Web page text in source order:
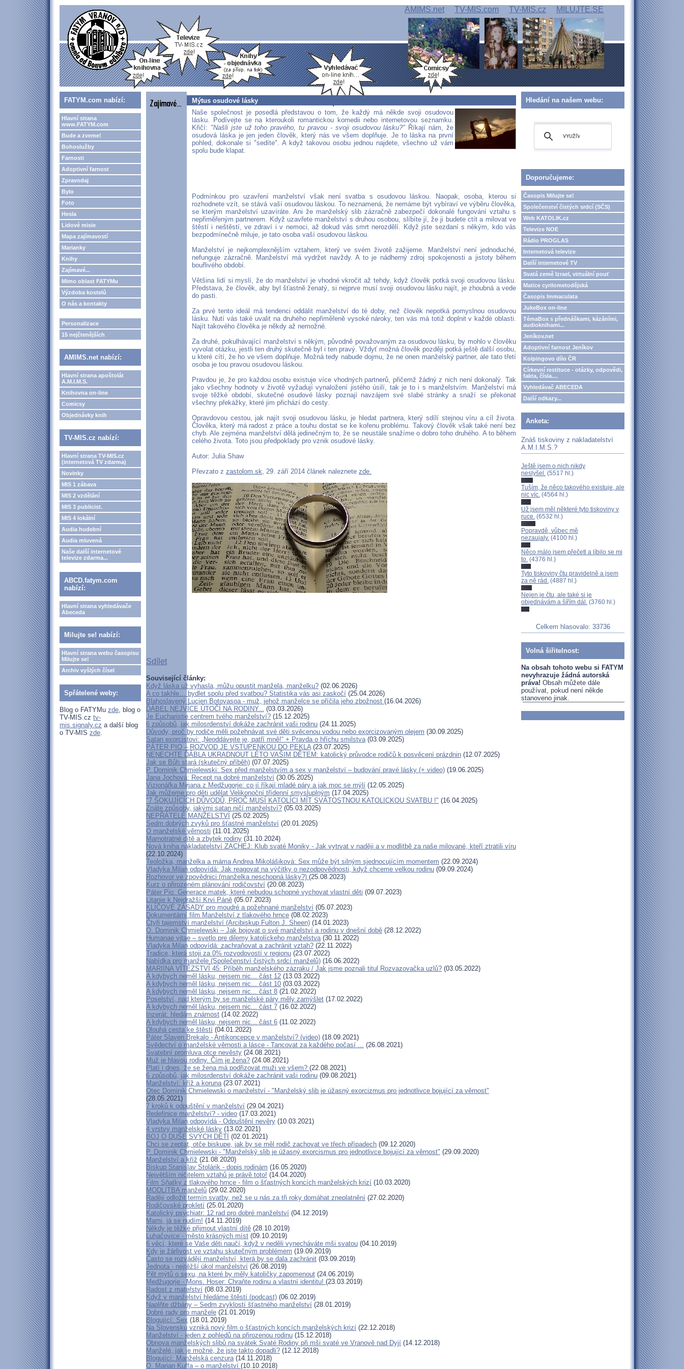
AMIMS.net TV-MIS.com TV-MIS.cz MILUJTE.SE
FATYM.com nabízí:
Hlavní strana
www.FATYM.com
Bude a zveme!
Bohoslužby
Farnosti
Adoptivní farnost
Zpravodaj
Bylo
Foto
Hesla
Lidové misie
Mapa zajímavostí
Marianky
Knihy
Zajímavé...
Mimo oblast FATYMu
Výzdoba kostelů
O nás a kontakty
Personalizace
15 nejčtenějších
AMIMS.net nabízí:
Hlavní strana apoštolát
A.M.I.M.S.
Knihovna on-line
Comicsy
Objednávky knih
TV-MIS.cz nabízí:
Hlavní strana TV-MIS.cz
(internetová TV zdarma)
Novinky
MIS 1 zábava
MIS 2 vzdělání
MIS 3 publicist.
MIS 4 lokální
Audia hudební
Audia mluvená
Naše další internetové
televize zdarma...
ABCD.fatym.com
nabízí:
Hlavní strana vyhledávače
Abeceda
Milujte se! nabízí:
Hlavní strana webu časopisu
Milujte se!
Archiv vyšlých čísel
Spřátelené weby:
Blog o FATYMu zde, blog o
TV-MIS.cz tv-
mis.signaly.cz a další blog
o TV-MIS zde.
Mýtus osudové lásky
Naše společnost je posedlá představou o tom, že každý má někde svoji osudovou
lásku. Podívejte se na kteroukoli romantickou komedii nebo internetovou seznamku.
Křičí: "Našli jste už toho pravého, tu pravou - svoji osudovou lásku?" Říkají nám, že
osudová láska je jen jeden člověk, který nás ve všem doplňuje. Je to láska na první
pohled, dokonale si "sedíte". A když takovou osobu jednou najdete, všechno už vám
spolu bude klapat.
Podmínkou pro uzavření manželství však není svatba s osudovou láskou. Naopak, osoba, kterou si
rozhodnete vzít, se stává vaší osudovou láskou. To neznamená, že nemáme být vybíraví ve výběru člověka,
se kterým manželství uzavíráte. Ani že manželský slib zázračně zabezpečí dokonalé fungování vztahu s
nepřiměřeným partnerem. Když uzavřete manželství s druhou osobou, slíbíte jí, že ji budete ctít a milovat ve
štěstí i neštěstí, ve zdraví i v nemoci, až dokud vás smrt nerozdělí. Když jste sezdaní s někým, kdo vás
bezpodmínečně miluje, je tato osoba vaší osudovou láskou.
Manželství je nejkomplexnějším vztahem, který ve svém životě zažijeme. Manželství není jednoduché,
nefunguje zázračně. Manželství má vydržet navždy. A to je nádherný zdroj spokojenosti a jistoty během
bouřlivého období.
Většina lidí si myslí, že do manželství je vhodné vkročit až tehdy, když člověk potká svoji osudovou lásku.
Představa, že člověk, aby byl šťastně ženatý, si nejprve musí svoji osudovou lásku najít, je zhoubná a vede
do pasti.
Za prvé tento ideál má tendenci oddálit manželství do té doby, než člověk nepotká pomyslnou osudovou
lásku. Nutí vás také uvalit na druhého nepřiměřeně vysoké nároky, ten vás má totiž doplnit v každé oblasti.
Najít takového člověka je někdy až nemožné.
Za druhé, pokulhávající manželství s někým, původně považovaným za osudovou lásku, by mohlo v člověku
vyvolat otázku, jestli ten druhý skutečně byl i ten pravý. Vždyť možná člověk později potká ještě další osobu,
u které cítí, že ho ve všem doplňuje. Možná tedy nabude dojmu, že ne onen manželský partner, ale tato třetí
osoba je tou pravou osudovou láskou.
Pravdou je, že pro každou osobu existuje více vhodných partnerů, přičemž žádný z nich není dokonalý. Tak
jako všechny hodnoty v životě vyžadují vynaložení jistého úsilí, tak je to i s manželstvím. Manželství má
svoje těžké období, skutečné osudové lásky poznají navzájem své slabé stránky a snaží se překonat
všechny překážky, které jim přichází do cesty.
Opravdovou cestou, jak najít svoji osudovou lásku, je hledat partnera, který sdílí stejnou víru a cíl života.
Člověka, který má radost z práce a touhu dostat se ke kořenu problému. Takový člověk však také není bez
chyb. Ale zejména manželství dělá jedinečným to, že se neustále snažíme o dobro toho druhého. A to během
celého života. Toto jsou předpoklady pro vznik osudové lásky.
Autor: Julia Shaw
Převzato z zastolom.sk, 29. září 2014 článek naleznete zde.
Sdílet
Související články:
Když láska už vyhasla, můžu opustit manžela, manželku? (02.06.2026)
A co takhle… bydlet spolu před svatbou? Statistika vás asi zaskočí (25.04.2026)
Blahoslavený Lucien Botovasoa - muž, jehož manželce se příčila jeho zbožnost (16.04.2026)
ĎÁBEL NEJVÍCE ÚTOČÍ NA RODINY... (03.03.2026)
Je Eucharistie centrem tvého manželství? (15.12.2025)
6 způsobů, jak milosrdenství dokáže zachránit vaši rodinu (24.11.2025)
Důvody, proč by rodiče měli požehnávat své děti svěcenou vodou nebo exorcizovaným olejem (30.09.2025)
Satan exorcistovi: „Neoddávejte je, patří mně!“ + Pravda o hříchu smilstva(03.09.2025)
PÁTER PIO – ROZVOD JE VSTUPENKOU DO PEKLA(23.07.2025)
NENECHTE ĎÁBLA UKRADNOUT LÉTO VAŠIM DĚTEM: katolický průvodce rodičů k posvěcení prázdnin (12.07.2025)
Jak se Bůh stará (skutečný příběh) (07.07.2025)
P. Dominik Chmielewski: Sex před manželstvím a sex v manželství – budování pravé lásky (+ video) (19.06.2025)
Jana Jochová: Recept na dobré manželství (30.05.2025)
Vizionářka Mirjana z Medžugorje: co jí říkají mladé páry a jak moc se mýlí (12.05.2025)
Jak můžeme pro děti udělat Velikonoční třídenní smysluplným (17.04.2025)
"7 ŠOKUJÍCÍCH DŮVODŮ, PROČ MUSÍ KATOLÍCI MÍT SVÁTOSTNOU KATOLICKOU SVATBU !" (16.04.2025)
Znáte způsoby, jakými satan ničí manželství? (05.03.2025)
NEPŘÁTELÉ MANŽELSTVÍ (25.02.2025)
Sedm dobrých zvyků pro šťastné manželství (20.01.2025)
O manželské věrnosti (11.01.2025)
Marnotratné dítě a zbytek rodiny (31.10.2024)
Nová kniha nakladatelství ZACHEJ: Klub svaté Moniky - Jak vytrvat v naději a v modlitbě za naše milované, kteří ztratili víru
(22.10.2024)
Teoložka, manželka a máma Andrea Mikolášiková: Sex může být silným sjednocujícím momentem (22.09.2024)
Vladyka Milan odpovídá: Jak reagovat na výčitky o nezodpovědnosti, když chceme velkou rodinu (09.09.2024)
Rozhovor ve zpovědnici (manželka neschopná lásky?) (25.08.2023)
Kurz o přirozeném plánování rodičovství (20.08.2023)
Páter Pio: Generace matek, které nebudou schopné vychovat vlastní děti (09.07.2023)
Litanie k Nejdražší Krvi Páně (05.07.2023)
KLÍČOVÉ ZÁSADY pro moudré a požehnané manželství (05.07.2023)
Dokumentární film Manželství z tlakového hrnce (08.02.2023)
Čtyři tajemství manželství (Arcibiskup Fulton J. Sheen) (14.01.2023)
O. Dominik Chmielewski – Jak bojovat o své manželství a rodinu v dnešní době (28.12.2022)
Humanae vitae – svetlo pre dilemy katolíckeho manželstva(30.11.2022)
Vladyka Milan odpovídá: zachraňovat a zachránit vztah? (22.11.2022)
Tradice, která stoji za 0% rozvodovostí v regionu (23.07.2022)
Nabídka pro manžele (Společenství čistých srdcí manželů) (16.06.2022)
MARIINA VÍTĚZSTVÍ 45: Příběh manželského zázraku / Jak jsme poznali titul Rozvazovačka uzlů? (03.05.2022)
A kdybych neměl lásku, nejsem nic... část 12 (13.03.2022)
A kdybych neměl lásku, nejsem nic... část 10 (03.03.2022)
A kdybych neměl lásku, nejsem nic... část 8 (21.02.2022)
Poselství, nad kterým by se manželské páry měly zamýšlet (17.02.2022)
A kdybych neměl lásku, nejsem nic... část 7 (16.02.2022)
Inzerát: hledám známost (14.02.2022)
A kdybych neměl lásku, nejsem nic... část 6 (11.02.2022)
Dlouhá cesta ke štěstí (04.01.2022)
Páter Slaven Brekalo - Antikoncepce v manželství? (video) (18.09.2021)
Svědectví o manželské věrnosti a lásce - Tancovat za každého počasí ... (26.08.2021)
Svatební promluva otce nevěsty (24.08.2021)
Muž je hlavou rodiny. Čím je žena? (24.08.2021)
Platí i dnes, že se žena má podřizovat muži ve všem? (22.08.2021)
6 způsobů, jak milosrdenství dokáže zachránit vaši rodinu (09.08.2021)
Manželství: kříž a koruna(23.07.2021)
Otec Dominik Chmielewski o manželství - "Manželský slib je úžasný exorcizmus pro jednotlivce bojující za věrnost"
(28.05.2021)
7 kroků k odpuštění v manželství (29.04.2021)
Redefinice manželství? - video (17.03.2021)
Vladyka Milan odpovídá - Odpuštění nevěry (10.03.2021)
4 vrstvy manželské lásky (13.02.2021)
BOJ O DUŠE SVÝCH DĚTÍ (02.01.2021)
Chci se zeptat, otče biskupe, jak by se měl rodič zachovat ve třech případech (09.12.2020)
P. Dominik Chmielewski - "Manželský slib je úžasný exorcismus pro jednotlivce bojující za věrnost" (29.09.2020)
Manželství a kříž (21.08.2020)
Biskup Stanislav Stolárik - dopis rodinám (16.05.2020)
Největším ničitelem vztahů je právě toto! (14.04.2020)
Film Sňatky z tlakového hrnce - film o šťastných koncích manželských krizí (10.03.2020)
MODLITBA manželů (29.02.2020)
Raději odložit termín svatby, než se u nás za tři roky domáhat zneplatnění (27.02.2020)
Rodičovské prokletí (25.01.2020)
Katolický psychiatr: 12 rad pro dobré manželství (04.12.2019)
Mami, já se nudím! (14.11.2019)
Někdy je těžké přijmout vlastní dítě (28.10.2019)
Luhačovice - město krásných míst (09.10.2019)
6 věcí, které se Vaše děti naučí, když v neděli vynecháváte mši svatou (04.10.2019)
Kdy je žárlivost ve vztahu skutečným problémem (19.09.2019)
Často se rozvádějí manželství, která by se dala zachránit (03.09.2019)
Jednota - nejtěžší úkol manželství (26.08.2019)
Pět mýtů o sexu, na které by měly katoličky zapomenout (24.06.2019)
Medžugorje - Mons. Hoser: Chraňte rodinu a vlastní identitu! (23.03.2019)
Radost z mateřství (08.03.2019)
Když v manželství hledáme štěstí (podcast) (06.02.2019)
Naplňte džbány – Sedm zvyklostí šťastného manželství (28.01.2019)
Dobré rady pro manžele (21.01.2019)
Blogující: Sex (18.01.2019)
Na Slovensku vzniká nový film o šťastných koncích manželských krizí (22.12.2018)
Manželství - jeden z pohledů na přirozenou rodinu (15.12.2018)
Obnova manželských slibů na svátek Svaté Rodiny při mši svaté ve Vranově nad Dyjí (14.12.2018)
Manželé, jak je možné, že jste takto dopadli? (12.12.2018)
Blogující: Manželská cenzura(14.11.2018)
O. Marian Kuffa – o manželství (10.10.2018)
Hledání na našem webu:
Doporučujeme:
Časopis Milujte se!
Společenství čistých srdcí (SČS)
Web KATOLIK.cz
Televize NOE
Rádio PROGLAS
Internetová televize
Další internetové TV
Svatá země Izrael, virtuální pouť
Matice cyrilometodějská
Časopis Immaculata
JukeBox on-line
TémaBox s přednáškami, kázáními,
audioknihami...
Jeníkov.net
Adoptivní farnost Jeníkov
Kolpingovo dílo ČR
Církevní restituce - otázky, odpovědi,
fakta, čísla....
Vyhledávač ABECEDA
Další odkazy...
Anketa:
Znáš tiskoviny z nakladatelství
A.M.I.M.S.?
Ještě jsem o nich nikdy
neslyšel. (5517 hl.)
Tuším, že něco takového existuje, ale
nic víc. (4564 hl.)
Už jsem měl některé tyto tiskoviny v
ruce. (6532 hl.)
Popravdě, vůbec mě
nezaujaly. (4100 hl.)
Něco málo jsem přečetl a líbilo se mi
to. (4376 hl.)
Tyto tiskoviny čtu pravidelně a jsem
za ně rád. (4887 hl.)
Nejen je čtu, ale také si je
objednávám a šířím dál. (3760 hl.)
Celkem hlasovalo: 33736
Volná šiřitelnost:
Na obsah tohoto webu si FATYM
nevyhrazuje žádná autorská
práva! Obsah můžete dále
používat, pokud není někde
stanoveno jinak.